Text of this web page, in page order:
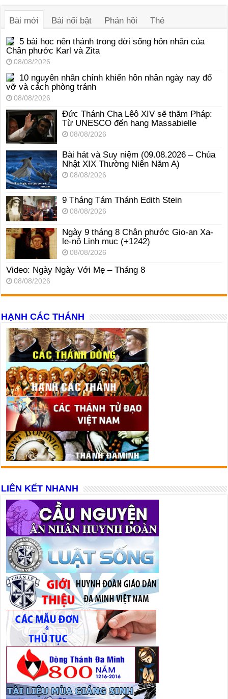
Bài mới
Bài nổi bật Phản hồi Thẻ
5 bài học nên thánh trong đời sống hôn nhân của
Chân phước Karl và Zita
08/08/2026
10 nguyên nhân chính khiến hôn nhân ngày nay đổ
vỡ và cách phòng tránh
08/08/2026
Đức Thánh Cha Lêô XIV sẽ thăm Pháp:
Từ UNESCO đến hang Massabielle
08/08/2026
Bài hát và Suy niệm (09.08.2026 – Chúa
Nhật XIX Thường Niên Năm A)
08/08/2026
9 Tháng Tám Thánh Edith Stein
08/08/2026
Ngày 9 tháng 8 Chân phước Gio-an Xa-
le-nô Linh mục (+1242)
08/08/2026
Video: Ngày Ngày Với Mẹ – Tháng 8
08/08/2026
HẠNH CÁC THÁNH
LIÊN KẾT NHANH